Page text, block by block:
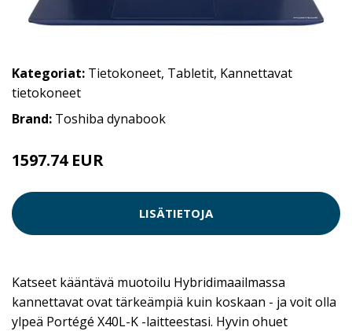
Kategoriat: Tietokoneet, Tabletit, Kannettavat
tietokoneet
Brand: Toshiba dynabook
1597.74 EUR
LISÄTIETOJA
Katseet kääntävä muotoilu Hybridimaailmassa
kannettavat ovat tärkeämpiä kuin koskaan - ja voit olla
ylpeä Portégé X40L-K -laitteestasi. Hyvin ohuet